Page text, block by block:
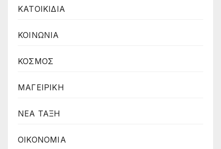
ΚΑΤΟΙΚΙΔΙΑ
ΚΟΙΝΩΝΙΑ
ΚΟΣΜΟΣ
ΜΑΓΕΙΡΙΚΗ
ΝΕΑ ΤΑΞΗ
ΟΙΚΟΝΟΜΙΑ